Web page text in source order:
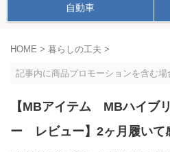
自動車
HOME > 暮らしの工夫 >
記事内に商品プロモーションを含む場
【MBアイテム MBハイブ
ー レビュー】2ヶ月履いて